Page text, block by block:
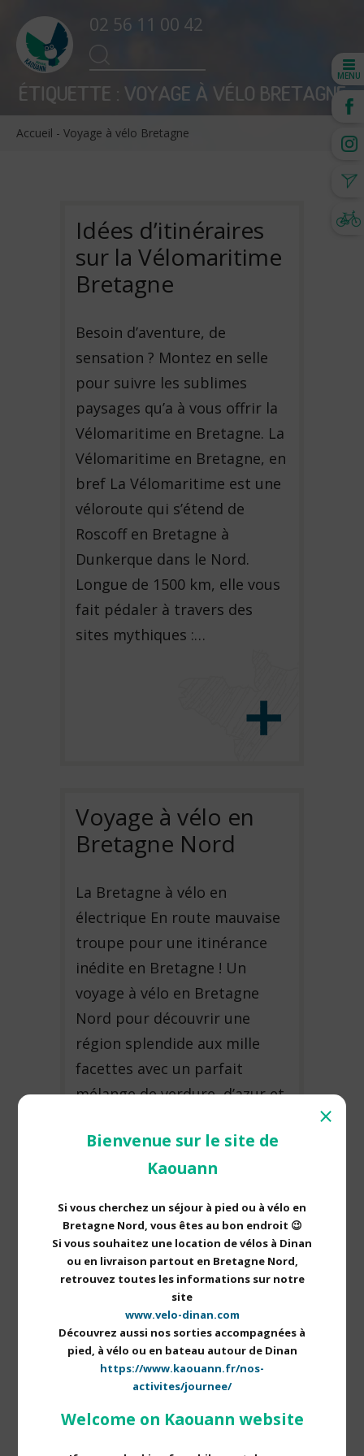
Search
for:
SEARCH
02 56 11 00 42
ÉTIQUETTE : VOYAGE À VÉLO BRETAGNE
MENU
Accueil - Voyage à vélo Bretagne
Idées d’itinéraires
sur la Vélomaritime
Bretagne
Besoin d’aventure, de
sensation ? Montez en selle
pour suivre les sublimes
paysages qu’a à vous offrir la
Vélomaritime en Bretagne. La
Vélomaritime en Bretagne, en
bref La Vélomaritime est une
véloroute qui s’étend de
Roscoff en Bretagne à
Dunkerque dans le Nord.
Longue de 1500 km, elle vous
fait pédaler à travers des
sites mythiques :…
Voyage à vélo en
Bretagne Nord
La Bretagne à vélo en
électrique En route mauvaise
troupe pour une itinérance
inédite en Bretagne ! Un
voyage à vélo en Bretagne
Nord pour découvrir une
région splendide aux mille
facettes avec un parfait
mélange de verdure, d’azur et
voyager à vélo en électrique,
c’est laisser se porter par
La Vélomaritime un
Bretagne avec
⨯
Bienvenue sur le site de
Kaouann
Si vous cherchez un séjour à pied ou à vélo en
Bretagne Nord, vous êtes au bon endroit 😉
Si vous souhaitez une location de vélos à Dinan
ou en livraison partout en Bretagne Nord,
retrouvez toutes les informations sur notre
site
www.velo-dinan.com
Découvrez aussi nos sorties accompagnées à
pied, à vélo ou en bateau autour de Dinan
https://www.kaouann.fr/nos-
activites/journee/
Welcome on Kaouann website